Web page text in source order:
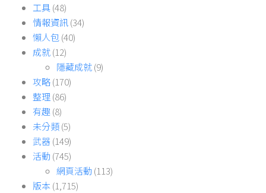
工具(48)
情報資訊(34)
懶人包(40)
成就(12)
隱藏成就(9)
攻略(170)
整理(86)
有趣(8)
未分類(5)
武器(149)
活動 (745)
網頁活動 (113)
版本 (1,715)